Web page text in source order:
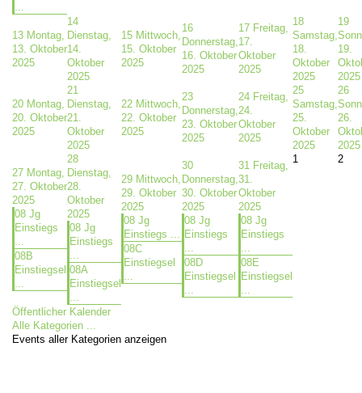
...
13 Montag,
13. Oktober
2025
14
Dienstag,
14.
Oktober
2025
15 Mittwoch,
15. Oktober
2025
16
Donnerstag,
16. Oktober
2025
17 Freitag,
17.
Oktober
2025
18
Samstag,
18.
Oktober
2025
19
19.
2025
20 Montag,
20. Oktober
2025
21
Dienstag,
21.
Oktober
2025
22 Mittwoch,
22. Oktober
2025
23
Donnerstag,
23. Oktober
2025
24 Freitag,
24.
Oktober
2025
25
Samstag,
25.
Oktober
2025
26
26.
2025
27 Montag,
27. Oktober
2025
08 Jg
Einstiegs
...
08B
Einstiegsel
...
28
Dienstag,
28.
Oktober
2025
08 Jg
Einstiegs
...
08A
Einstiegsel
...
29 Mittwoch,
29. Oktober
2025
08 Jg
Einstiegs ...
08C
Einstiegsel
...
30
Donnerstag,
30. Oktober
2025
08 Jg
Einstiegs
...
08D
Einstiegsel
...
31 Freitag,
31.
Oktober
2025
08 Jg
Einstiegs
...
08E
Einstiegsel
...
1 2
Öffentlicher Kalender
Alle Kategorien ...
Events aller Kategorien anzeigen